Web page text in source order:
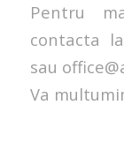
Pentru
contacta
sau
Va